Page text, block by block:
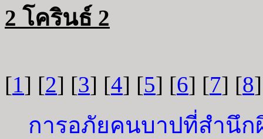
2 โครินธ์ 2
[1] [2] [3] [4] [5] [6] [7] [8
การอภัยคนบาปที่สำนึก